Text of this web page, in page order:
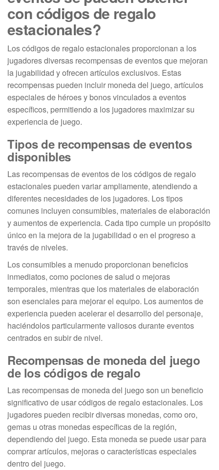
con códigos de regalo
estacionales?
Los códigos de regalo estacionales proporcionan a los
jugadores diversas recompensas de eventos que mejoran
la jugabilidad y ofrecen artículos exclusivos. Estas
recompensas pueden incluir moneda del juego, artículos
especiales de héroes y bonos vinculados a eventos
específicos, permitiendo a los jugadores maximizar su
experiencia de juego.
Tipos de recompensas de eventos
disponibles
Las recompensas de eventos de los códigos de regalo
estacionales pueden variar ampliamente, atendiendo a
diferentes necesidades de los jugadores. Los tipos
comunes incluyen consumibles, materiales de elaboración
y aumentos de experiencia. Cada tipo cumple un propósito
único en la mejora de la jugabilidad o en el progreso a
través de niveles.
Los consumibles a menudo proporcionan beneficios
inmediatos, como pociones de salud o mejoras
temporales, mientras que los materiales de elaboración
son esenciales para mejorar el equipo. Los aumentos de
experiencia pueden acelerar el desarrollo del personaje,
haciéndolos particularmente valiosos durante eventos
centrados en subir de nivel.
Recompensas de moneda del juego
de los códigos de regalo
Las recompensas de moneda del juego son un beneficio
significativo de usar códigos de regalo estacionales. Los
jugadores pueden recibir diversas monedas, como oro,
gemas u otras monedas específicas de la región,
dependiendo del juego. Esta moneda se puede usar para
comprar artículos, mejoras o características especiales
dentro del juego.